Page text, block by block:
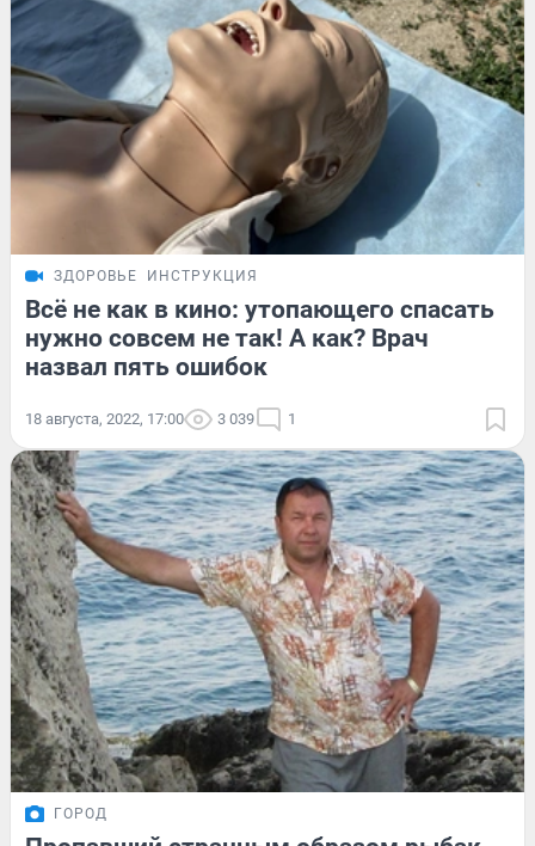
ЗДОРОВЬЕ ИНСТРУКЦИЯ
Всё не как в кино: утопающего спасать
нужно совсем не так! А как? Врач
назвал пять ошибок
18 августа, 2022, 17:00 3 039 1
ГОРОД